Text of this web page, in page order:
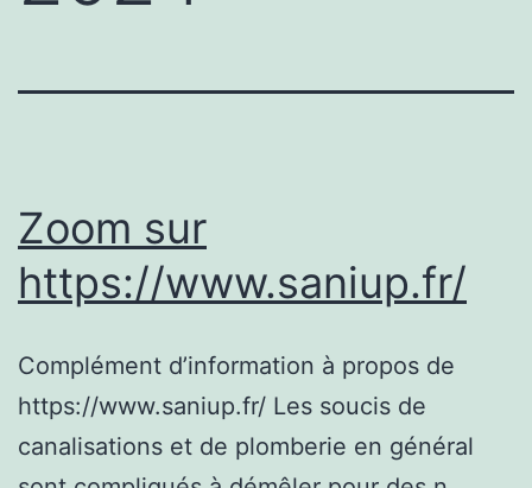
Zoom sur
https://www.saniup.fr/
Complément d’information à propos de
https://www.saniup.fr/ Les soucis de
canalisations et de plomberie en général